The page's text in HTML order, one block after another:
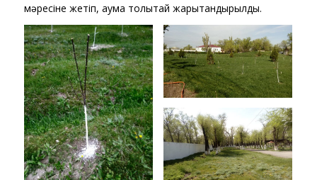
мәресіне жетіп, аумақ толықтай жарықтандырылды.